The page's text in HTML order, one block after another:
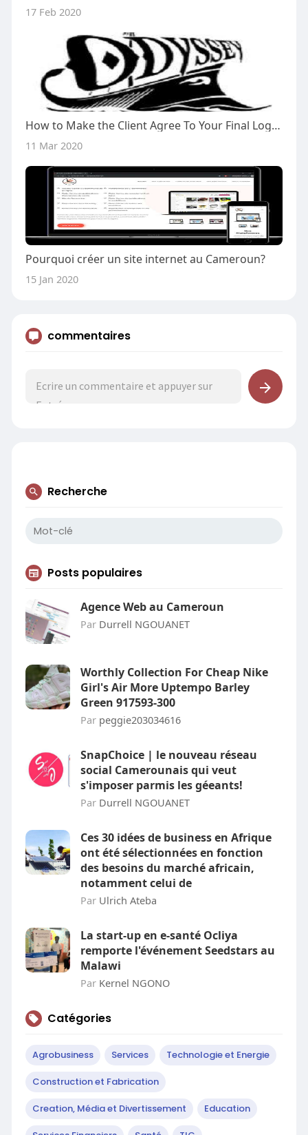
17 Feb 2020
How to Make the Client Agree To Your Final Logo Design
11 Mar 2020
Pourquoi créer un site internet au Cameroun?
15 Jan 2020
commentaires
Recherche
Posts populaires
Agence Web au Cameroun
Par Durrell NGOUANET
Worthly Collection For Cheap Nike
Girl's Air More Uptempo Barley
Green 917593-300
Par peggie203034616
SnapChoice | le nouveau réseau
social Camerounais qui veut
s'imposer parmis les géeants!
Par Durrell NGOUANET
Ces 30 idées de business en Afrique
ont été sélectionnées en fonction
des besoins du marché africain,
notamment celui de
Par Ulrich Ateba
La start-up en e-santé Ocliya
remporte l'événement Seedstars au
Malawi
Par Kernel NGONO
Catégories
Agrobusiness Services Technologie et Energie
Construction et Fabrication
Creation, Média et Divertissement Education